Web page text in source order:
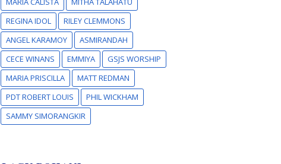
REGINA IDOL
RILEY CLEMMONS
ANGEL KARAMOY
ASMIRANDAH
CECE WINANS
EMMIYA
GSJS WORSHIP
MARIA PRISCILLA
MATT REDMAN
PDT ROBERT LOUIS
PHIL WICKHAM
SAMMY SIMORANGKIR